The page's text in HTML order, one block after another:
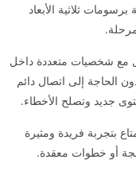
ثلاثية الأبعاد
مع شخصيات متعددة داخل
الحاجة إلى اتصال دائم
جديد وتصلح الأخطاء.
بتجربة فريدة ومثيرة
أو خطوات معقدة.